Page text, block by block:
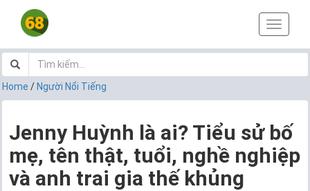
T
o
g
a
v
i
g
Home / Người Nổi Tiếng
Jenny Huỳnh là ai? Tiểu sử bố
mẹ, tên thật, tuổi, nghề nghiệp
và anh trai gia thế khủng